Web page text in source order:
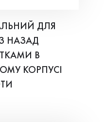
ДЛЯ
НАЗАД
В
КОРПУСІ